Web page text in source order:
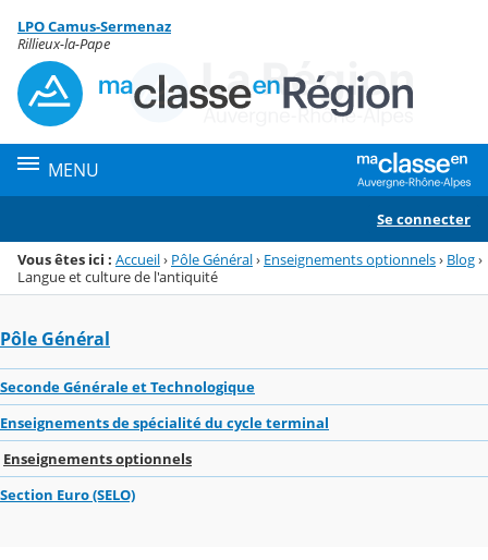
Menu de la rubrique
Contenu
LPO Camus-Sermenaz
Rillieux-la-Pape
MENU
Se connecter
Vous êtes ici : Accueil› Pôle Général› Enseignements optionnels› Blog›
Langue et culture de l'antiquité
Pôle Général
Seconde Générale et Technologique
Enseignements de spécialité du cycle terminal
Enseignements optionnels
Section Euro (SELO)